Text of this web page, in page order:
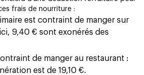
frais de nourriture :
est contraint de manger sur
9,40 € sont exonérés des
de manger au restaurant :
est de 19,10 €.